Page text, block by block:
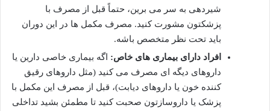
شیردهی به سر می برین، حتماً قبل از مصرف با
پزشکتون مشورت کنید. مصرف مکمل ها در این دوران
باید تحت نظر متخصص باشه.
افراد دارای بیماری های خاص: اگه بیماری خاصی دارین یا
داروهای دیگه ای مصرف می کنید (مثل داروهای رقیق
کننده خون یا داروهای دیابت)، قبل از مصرف این مکمل با
پزشک یا داروسازتون صحبت کنید تا مطمئن بشید تداخلی